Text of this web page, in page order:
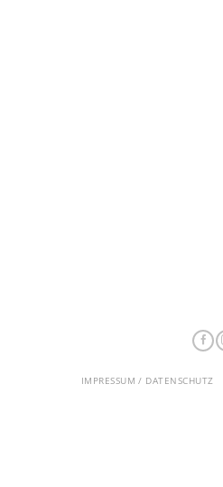
IMPRESSUM / DATENSCHUTZ